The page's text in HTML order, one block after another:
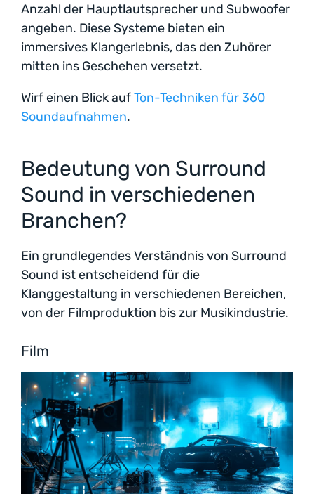
Anzahl der Hauptlautsprecher und Subwoofer
angeben. Diese Systeme bieten ein
immersives Klangerlebnis, das den Zuhörer
mitten ins Geschehen versetzt.
Wirf einen Blick aufTon-Techniken für 360
Soundaufnahmen.
Bedeutung von Surround
Sound in verschiedenen
Branchen?
Ein grundlegendes Verständnis von Surround
Sound ist entscheidend für die
Klanggestaltung in verschiedenen Bereichen,
von der Filmproduktion bis zur Musikindustrie.
Film